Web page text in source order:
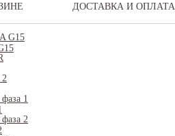
ДОСТАВКА И ОПЛАТА